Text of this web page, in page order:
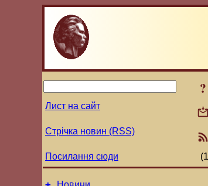
?
Лист на сайт
Стрічка новин (RSS)
Посилання сюди